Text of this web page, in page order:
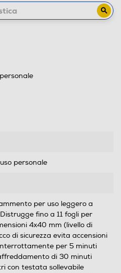
personale
per uso leggero a
fino a 11 fogli per
4x40 mm (livello di
di sicurezza evita accensioni
per 5 minuti
di 30 minuti
con testata sollevabile